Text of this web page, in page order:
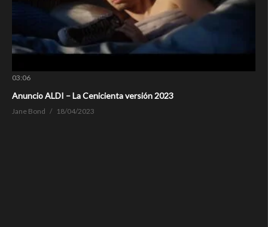
03:06
Anuncio ALDI – La Cenicienta versión 2023
Jane Bond 18/04/2023